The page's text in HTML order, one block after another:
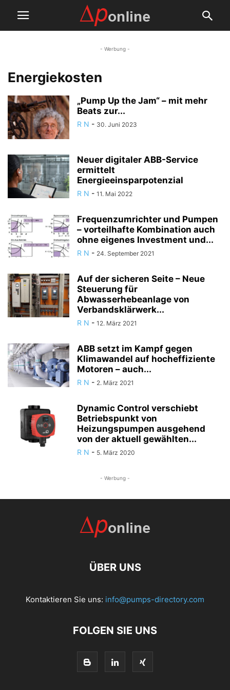
- Werbung -
Energiekosten
„Pump Up the Jam“ – mit mehr
Beats zur...
R N - 30. Juni 2023
Neuer digitaler ABB-Service
ermittelt
Energieeinsparpotenzial
R N - 11. Mai 2022
Frequenzumrichter und Pumpen
– vorteilhafte Kombination auch
ohne eigenes Investment und...
R N - 24. September 2021
Auf der sicheren Seite – Neue
Steuerung für
Abwasserhebeanlage von
Verbandsklärwerk...
R N - 12. März 2021
ABB setzt im Kampf gegen
Klimawandel auf hocheffiziente
Motoren – auch...
R N - 2. März 2021
Dynamic Control verschiebt
Betriebspunkt von
Heizungspumpen ausgehend
von der aktuell gewählten...
R N - 5. März 2020
- Werbung -
ÜBER UNS
Kontaktieren Sie uns: info@pumps-directory.com
FOLGEN SIE UNS